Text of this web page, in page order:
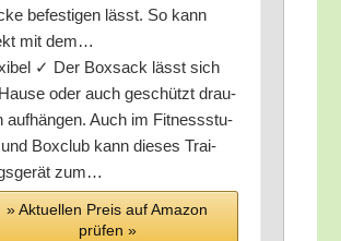
befes­ti­gen lässt. So kann
mit dem…
✓ Der Box­sack lässt sich
oder auch geschützt drau­
auf­hän­gen. Auch im Fit­ness­stu­
Box­club kann die­ses Trai­
zum…
» Aktu­el­len Preis auf Ama­zon
prü­fen »